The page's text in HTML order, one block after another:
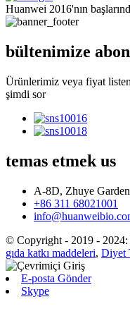
Huanwei 2016'nın
bültenimize
Ürünlerimiz veya fiyat
şimdi sor
temas etmek us
A-8D, Zhuye
+86 311 68021001
© Copyright - 2019 - 2024:
gıda katkı maddeleri, Diyet
E-posta Gönder
Skype